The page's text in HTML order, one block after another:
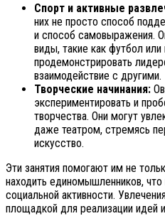
Спорт и активные
них не просто способ
и способ самовыражения.
виды, такие как футбол
продемонстрировать
взаимодействие с другими.
Творческие начинания:
экспериментировать и
творчества. Они могут
даже театром, стремясь
искусство.
Эти занятия помогают им не
находить единомышленников,
социальной активности.
площадкой для реализации идей